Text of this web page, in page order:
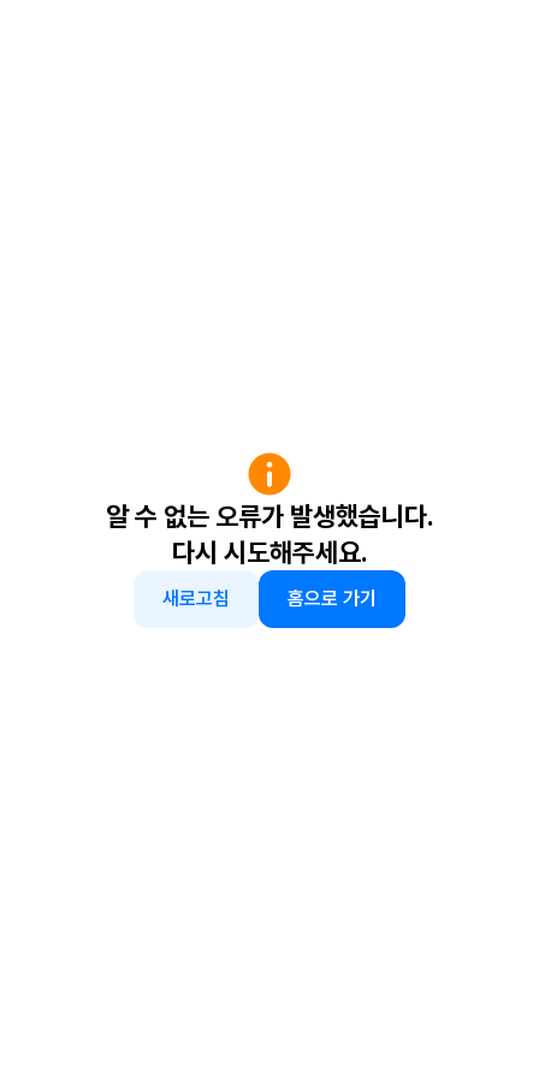
알 수 없는 오류가 발생했습니다.
다시 시도해주세요.
새로고침 홈으로 가기